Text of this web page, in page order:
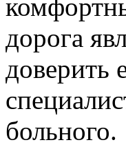
дорога
доверить
больного.